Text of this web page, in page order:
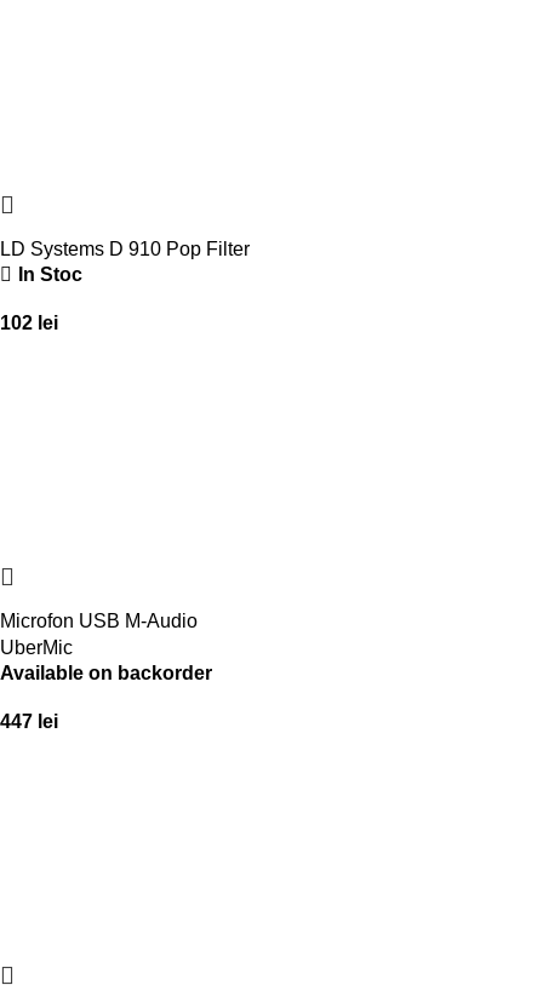
LD Systems D 910 Pop Filter
In Stoc
102 lei
Microfon USB M-Audio
UberMic
Available on backorder
447 lei